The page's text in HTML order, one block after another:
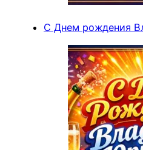
С Днем рождения